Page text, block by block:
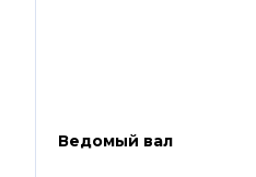
Ведомый вал